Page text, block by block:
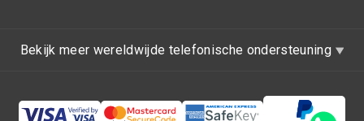
Bekijk meer wereldwijde telefonische ondersteuning